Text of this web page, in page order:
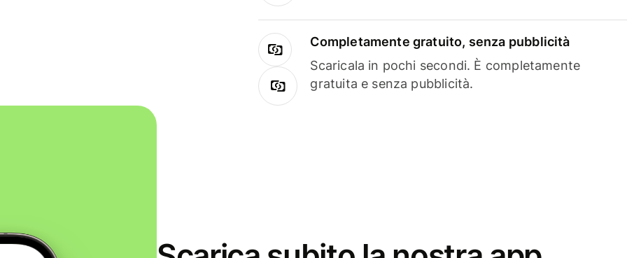
Completamente gratuito, senza pubblicità
Scaricala in pochi secondi. È completamente
gratuita e senza pubblicità.